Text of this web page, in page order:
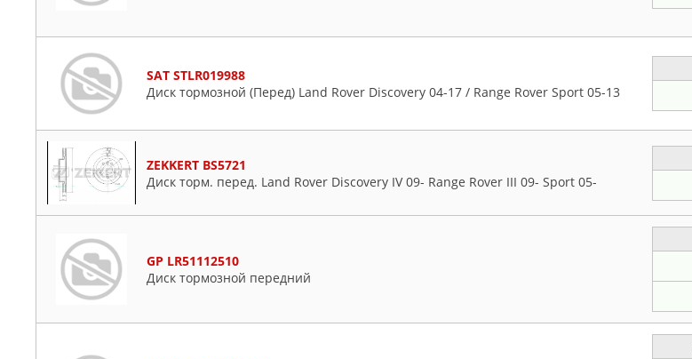
SAT STLR019988
Диск тормозной (Перед) Land Rover Discovery 04-17 / Range Rover Sport 05-13
ZEKKERT BS5721
Диск торм. перед. Land Rover Discovery IV 09- Range Rover III 09- Sport 05-
GP LR51112510
Диск тормозной передний